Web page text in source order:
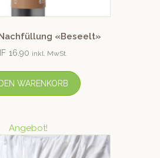
Nachfüllung «Beseelt»
16.90 inkl. MwSt.
WARENKORB
Angebot!